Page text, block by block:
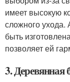
имеет высокую
сложного
быть
позволяет ей
3.